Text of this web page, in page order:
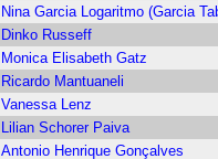
Nina Garcia Logaritmo (Garcia
Dinko Russeff
Monica Elisabeth Gatz
Ricardo Mantuaneli
Vanessa Lenz
Lilian Schorer Paiva
Antonio Henrique Gonçalves